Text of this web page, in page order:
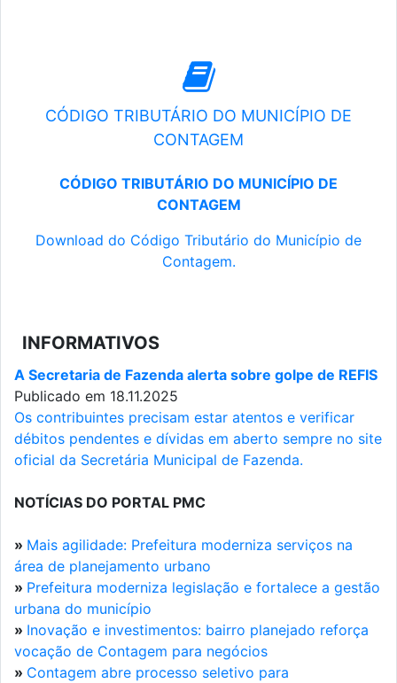
CÓDIGO TRIBUTÁRIO DO MUNICÍPIO DE
CONTAGEM
CÓDIGO TRIBUTÁRIO DO MUNICÍPIO DE
CONTAGEM
Download do Código Tributário do Município de
Contagem.
INFORMATIVOS
A Secretaria de Fazenda alerta sobre golpe de REFIS
Publicado em 18.11.2025
Os contribuintes precisam estar atentos e verificar
débitos pendentes e dívidas em aberto sempre no site
oficial da Secretária Municipal de Fazenda.
NOTÍCIAS DO PORTAL PMC
» Mais agilidade: Prefeitura moderniza serviços na
área de planejamento urbano
» Prefeitura moderniza legislação e fortalece a gestão
urbana do município
» Inovação e investimentos: bairro planejado reforça
vocação de Contagem para negócios
» Contagem abre processo seletivo para